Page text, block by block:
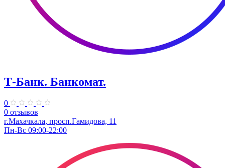
Т-Банк. ​Банкомат.
0
0 отзывов
г.Махачкала, просп.Гамидова, 11
Пн-Вс 09:00-22:00